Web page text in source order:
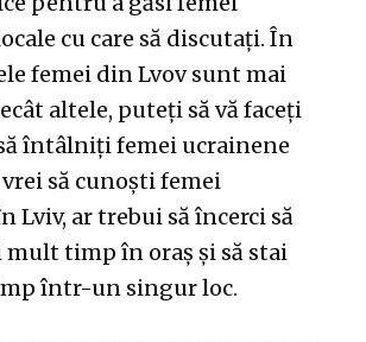
cu care să discutați. În
femei din Lvov sunt mai
altele, puteți să vă faceți
întâlniți femei ucrainene
vrei să cunoști femei
Lviv, ar trebui să încerci să
mult timp în oraș și să stai
într-un singur loc.